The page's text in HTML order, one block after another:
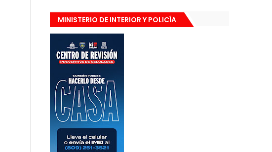
MINISTERIO DE INTERIOR Y POLICÍA